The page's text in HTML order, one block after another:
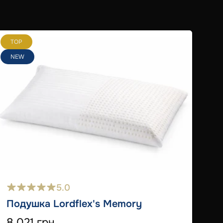
TOP
NEW
5.0
Подушка Lordflex's Memory